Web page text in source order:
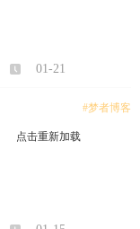
01-21
#梦者博客
点击重新加载